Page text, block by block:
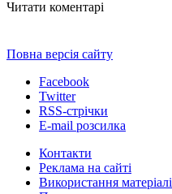
Читати коментарі
Повна версія сайту
Facebook
Twitter
RSS-стрічки
E-mail розсилка
Контакти
Реклама на сайті
Використання